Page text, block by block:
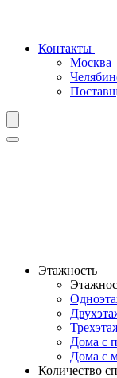
Контакты
Москва
Этажность
Дома с
Дома с
Количество